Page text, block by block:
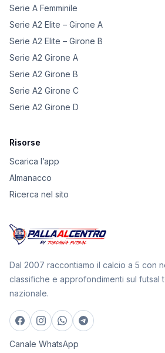
Serie A Femminile
Serie A2 Elite – Girone A
Serie A2 Elite – Girone B
Serie A2 Girone A
Serie A2 Girone B
Serie A2 Girone C
Serie A2 Girone D
Risorse
Scarica l’app
Almanacco
Ricerca nel sito
Dal 2007 raccontiamo il calcio a 5 con
classifiche e approfondimenti sul futsal
nazionale.
Canale WhatsApp